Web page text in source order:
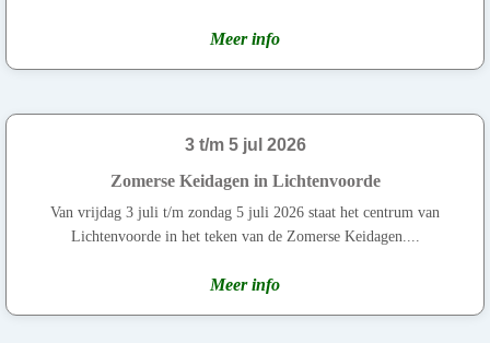
Meer info
3 t/m 5 jul 2026
Zomerse Keidagen in Lichtenvoorde
Van vrijdag 3 juli t/m zondag 5 juli 2026 staat het centrum van
Lichtenvoorde in het teken van de Zomerse Keidagen....
Meer info